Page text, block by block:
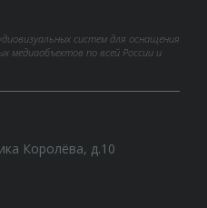
систем для оснащения
медиаобъектов по всей России и
Королёва, д.10